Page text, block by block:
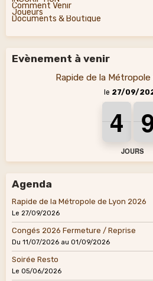
Comment Venir
Joueurs
Documents & Boutique
Evènement à venir
Rapide de la
le 27/09/
4
4
4
4
JOURS
Agenda
Rapide de la Métropole de Lyon 2026
Le 27/09/2026
Congés 2026 Fermeture / Reprise
Du 11/07/2026 au 01/09/2026
Soirée Resto
Le 05/06/2026